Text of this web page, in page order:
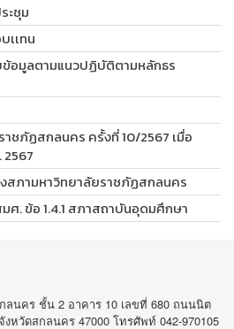
ะชุม
เเทน
ข้อมูลตามแนวปฏิบัติตามหลักธร
ชภัฏสกลนคร ครั้งที่ 10/2567 เมื่อ
สภามหาวิทยาลัยราชภัฏสกลนคร
ศ. ข้อ 1.4.1 สภาสถาบันอุดมศึกษา
นคร ชั้น 2 อาคาร 10 เลขที่ 680 ถนนนิต
งหวัดสกลนคร 47000 โทรศัพท์ 042-970105